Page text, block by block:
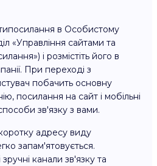
в Особистому
«Управління сайтами та
і розмістіть його в
При переході з
побачить основну
посилання на сайт і мобільні
зв'язку з вами.
адресу виду
запам'ятовується.
канали зв'язку та